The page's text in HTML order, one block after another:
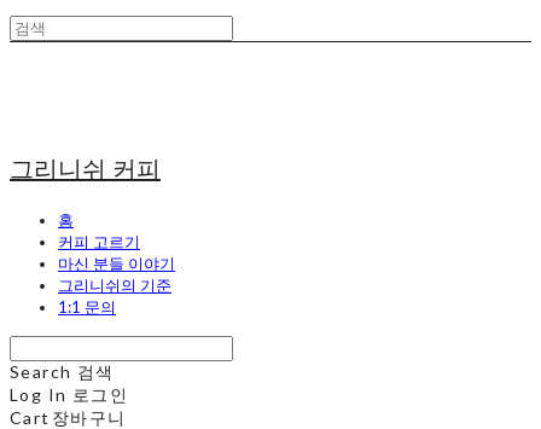
그리니쉬 커피
홈
커피 고르기
마신 분들 이야기
그리니쉬의 기준
1:1 문의
Search 검색
Log In 로그인
Cart 장바구니